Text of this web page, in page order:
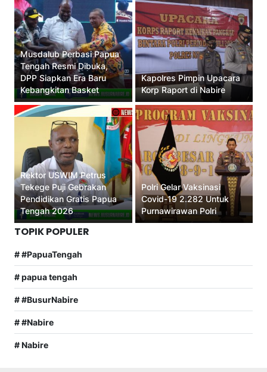
Musdalub Perbasi Papua
Tengah Resmi Dibuka,
DPP Siapkan Era Baru
Kebangkitan Basket
Kapolres Pimpin Upacara
Korp Raport di Nabire
Rektor USWIM Petrus
Tekege Puji Gebrakan
Pendidikan Gratis Papua
Tengah 2026
Polri Gelar Vaksinasi
Covid-19 2.282 Untuk
Purnawirawan Polri
TOPIK POPULER
# #PapuaTengah
# papua tengah
# #BusurNabire
# #Nabire
# Nabire